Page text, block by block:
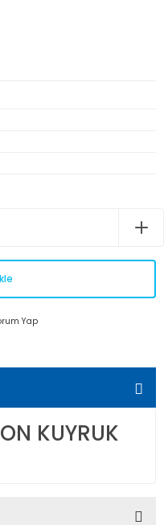
Yap
KUYRUK